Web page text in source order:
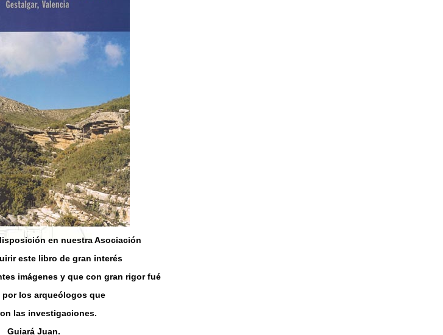
en nuestra Asociación
este libro de gran interés
imágenes y que con gran rigor fué
por los arqueólogos que
las investigaciones.
Guiará Juan.